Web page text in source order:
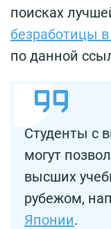
поисках
безработицы
по данной
Студенты с
могут
высших
рубежом,
Японии.